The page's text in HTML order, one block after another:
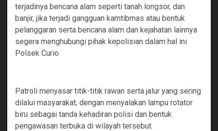
terjadinya bencana alam seperti tanah longsor, dan
banjir, jika terjadi gangguan kamtibmas atau bentuk
pelanggaran serta bencana alam dan kejahatan lainnya
segera menghubungi pihak kepolisian dalam hal ini
Polsek Curio
‎Patroli menyasar titik-titik rawan serta jalur yang sering
dilalui masyarakat, dengan menyalakan lampu rotator
biru sebagai tanda kehadiran polisi dan bentuk
pengawasan terbuka di wilayah tersebut.